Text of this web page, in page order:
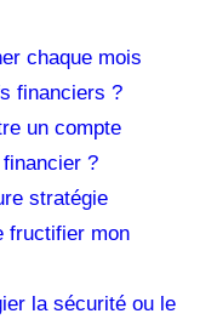
chaque mois
financiers ?
un compte
financier ?
stratégie
fructifier mon
la sécurité ou le